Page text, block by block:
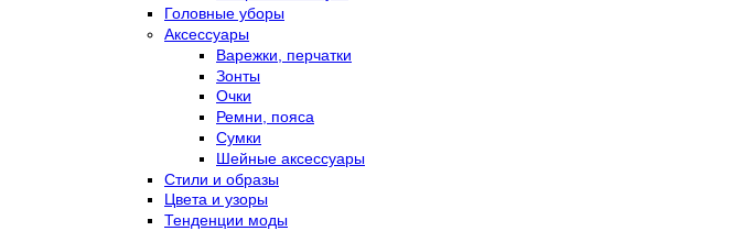
Головные уборы
Аксессуары
Варежки, перчатки
Зонты
Очки
Ремни, пояса
Сумки
Шейные аксессуары
Стили и образы
Цвета и узоры
Тенденции моды